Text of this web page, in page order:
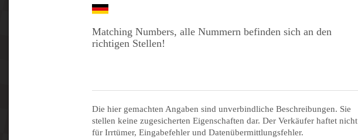
Matching Numbers, alle Nummern befinden sich an den
richtigen Stellen!
Die hier gemachten Angaben sind unverbindliche Beschreibungen. Sie
stellen keine zugesicherten Eigenschaften dar. Der Verkäufer haftet nicht
für Irrtümer, Eingabefehler und Datenübermittlungsfehler.